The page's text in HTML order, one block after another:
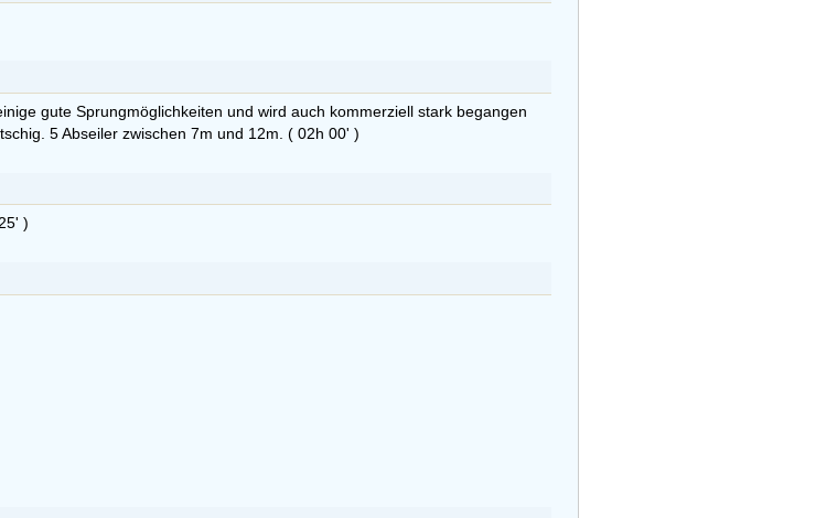
gute Sprungmöglichkeiten und wird auch kommerziell stark begangen
5 Abseiler zwischen 7m und 12m. ( 02h 00' )
)